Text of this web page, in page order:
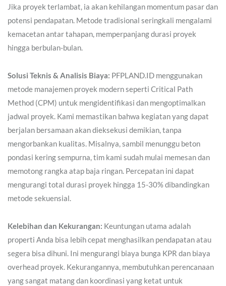
Jika proyek terlambat, ia akan kehilangan momentum pasar dan
potensi pendapatan. Metode tradisional seringkali mengalami
kemacetan antar tahapan, memperpanjang durasi proyek
hingga berbulan-bulan.
Solusi Teknis & Analisis Biaya: PFPLAND.ID menggunakan
metode manajemen proyek modern seperti Critical Path
Method (CPM) untuk mengidentifikasi dan mengoptimalkan
jadwal proyek. Kami memastikan bahwa kegiatan yang dapat
berjalan bersamaan akan dieksekusi demikian, tanpa
mengorbankan kualitas. Misalnya, sambil menunggu beton
pondasi kering sempurna, tim kami sudah mulai memesan dan
memotong rangka atap baja ringan. Percepatan ini dapat
mengurangi total durasi proyek hingga 15-30% dibandingkan
metode sekuensial.
Kelebihan dan Kekurangan: Keuntungan utama adalah
properti Anda bisa lebih cepat menghasilkan pendapatan atau
segera bisa dihuni. Ini mengurangi biaya bunga KPR dan biaya
overhead proyek. Kekurangannya, membutuhkan perencanaan
yang sangat matang dan koordinasi yang ketat untuk